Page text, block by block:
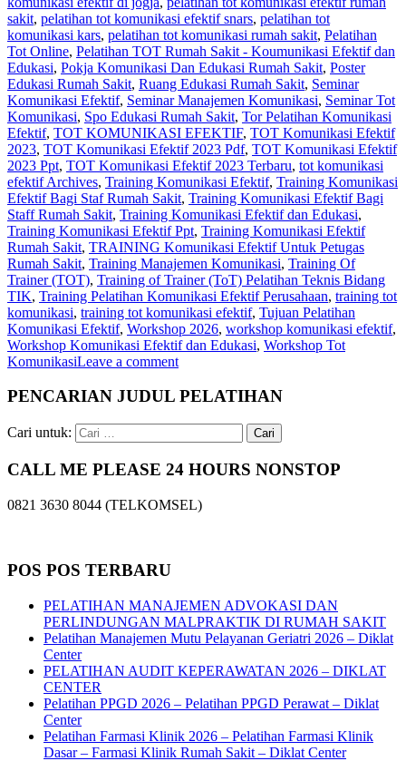
sakit, pelatihan tot komunikasi efektif snars, pelatihan tot
komunikasi kars, pelatihan tot komunikasi rumah sakit, Pelatihan
Tot Online, Pelatihan TOT Rumah Sakit - Koumunikasi Efektif dan
Edukasi, Pokja Komunikasi Dan Edukasi Rumah Sakit, Poster
Edukasi Rumah Sakit, Ruang Edukasi Rumah Sakit, Seminar
Komunikasi Efektif, Seminar Manajemen Komunikasi, Seminar Tot
Komunikasi, Spo Edukasi Rumah Sakit, Tor Pelatihan Komunikasi
Efektif, TOT KOMUNIKASI EFEKTIF, TOT Komunikasi Efektif
2023, TOT Komunikasi Efektif 2023 Pdf, TOT Komunikasi Efektif
2023 Ppt, TOT Komunikasi Efektif 2023 Terbaru, tot komunikasi
efektif Archives, Training Komunikasi Efektif, Training Komunikasi
Efektif Bagi Staf Rumah Sakit, Training Komunikasi Efektif Bagi
Staff Rumah Sakit, Training Komunikasi Efektif dan Edukasi,
Training Komunikasi Efektif Ppt, Training Komunikasi Efektif
Rumah Sakit, TRAINING Komunikasi Efektif Untuk Petugas
Rumah Sakit, Training Manajemen Komunikasi, Training Of
Trainer (TOT), Training of Trainer (ToT) Pelatihan Teknis Bidang
TIK, Training Pelatihan Komunikasi Efektif Perusahaan, training tot
komunikasi, training tot komunikasi efektif, Tujuan Pelatihan
Komunikasi Efektif, Workshop 2026, workshop komunikasi efektif,
Workshop Komunikasi Efektif dan Edukasi, Workshop Tot
KomunikasiLeave a comment
PENCARIAN JUDUL PELATIHAN
Cari untuk:
CALL ME PLEASE 24 HOURS NONSTOP
0821 3630 8044 (TELKOMSEL)
POS POS TERBARU
PELATIHAN MANAJEMEN ADVOKASI DAN
PERLINDUNGAN MALPRAKTIK DI RUMAH SAKIT
Pelatihan Manajemen Mutu Pelayanan Geriatri 2026 – Diklat
Center
PELATIHAN AUDIT KEPERAWATAN 2026 – DIKLAT
CENTER
Pelatihan PPGD 2026 – Pelatihan PPGD Perawat – Diklat
Center
Pelatihan Farmasi Klinik 2026 – Pelatihan Farmasi Klinik
Dasar – Farmasi Klinik Rumah Sakit – Diklat Center